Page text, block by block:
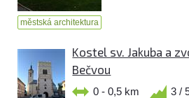
městská architektura
Kostel sv. Jakuba a
Bečvou
0 - 0,5 km 3 /